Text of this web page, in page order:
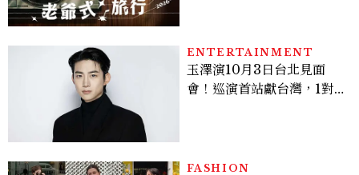
ENTERTAINMENT
玉澤演10月3日台北見面
會！巡演首站獻台灣，1對1
FASHION